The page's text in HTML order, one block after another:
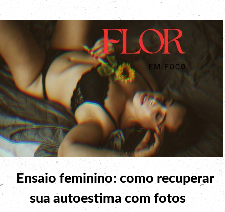
Ensaio feminino: como recuperar
sua autoestima com fotos